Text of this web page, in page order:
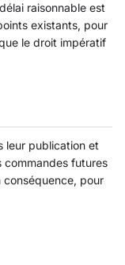
raisonnable est
existants, pour
le droit impératif
leur publication et
commandes futures
conséquence, pour